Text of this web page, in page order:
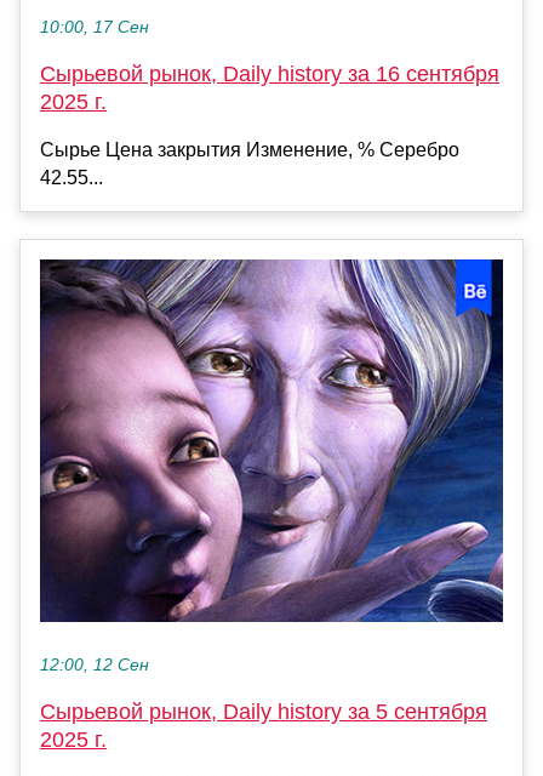
10:00, 17 Сен
Сырьевой рынок, Daily history за 16 сентября
2025 г.
Сырье Цена закрытия Изменение, % Серебро
42.55...
12:00, 12 Сен
Сырьевой рынок, Daily history за 5 сентября
2025 г.